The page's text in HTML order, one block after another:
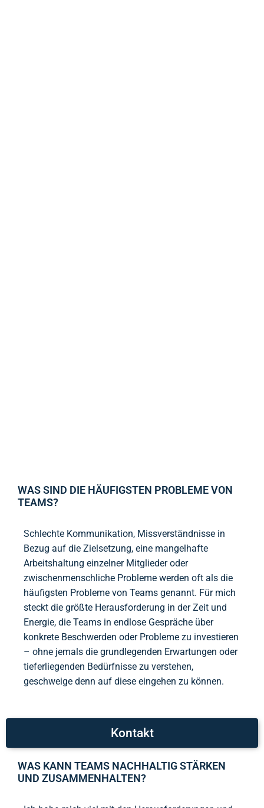
WAS SIND DIE HÄUFIGSTEN PROBLEME VON
TEAMS?
Schlechte Kommunikation, Missverständnisse in
Bezug auf die Zielsetzung, eine mangelhafte
Arbeitshaltung einzelner Mitglieder oder
zwischenmenschliche Probleme werden oft als die
häufigsten Probleme von Teams genannt. Für mich
steckt die größte Herausforderung in der Zeit und
Energie, die Teams in endlose Gespräche über
konkrete Beschwerden oder Probleme zu investieren
– ohne jemals die grundlegenden Erwartungen oder
tieferliegenden Bedürfnisse zu verstehen,
geschweige denn auf diese eingehen zu können.
Kontakt
WAS KANN TEAMS NACHHALTIG STÄRKEN
UND ZUSAMMENHALTEN?